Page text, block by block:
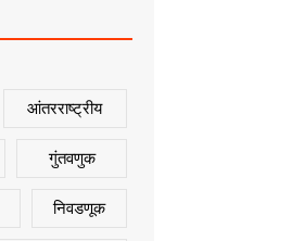
आंतरराष्ट्रीय
गुंतवणुक
निवडणूक